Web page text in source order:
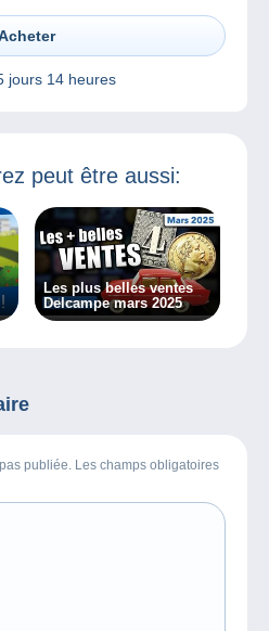
jours 14 heures
peut être aussi:
Les plus belles ventes
Delcampe mars 2025
publiée. Les champs obligatoires